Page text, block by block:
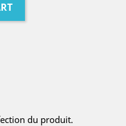
du produit.